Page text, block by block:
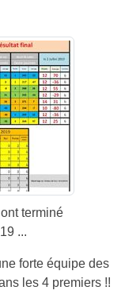
terminé
...
forte équipe des
les 4 premiers !!